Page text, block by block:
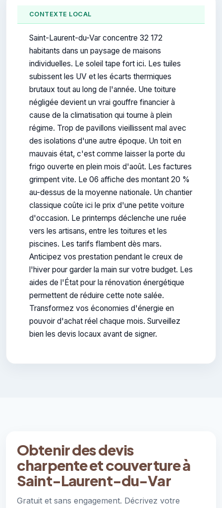
CONTEXTE LOCAL
Saint-Laurent-du-Var concentre 32 172
habitants dans un paysage de maisons
individuelles. Le soleil tape fort ici. Les tuiles
subissent les UV et les écarts thermiques
brutaux tout au long de l'année. Une toiture
négligée devient un vrai gouffre financier à
cause de la climatisation qui tourne à plein
régime. Trop de pavillons vieillissent mal avec
des isolations d'une autre époque. Un toit en
mauvais état, c'est comme laisser la porte du
frigo ouverte en plein mois d'août. Les factures
grimpent vite. Le 06 affiche des montant 20 %
au-dessus de la moyenne nationale. Un chantier
classique coûte ici le prix d'une petite voiture
d'occasion. Le printemps déclenche une ruée
vers les artisans, entre les toitures et les
piscines. Les tarifs flambent dès mars.
Anticipez vos prestation pendant le creux de
l'hiver pour garder la main sur votre budget. Les
aides de l'État pour la rénovation énergétique
permettent de réduire cette note salée.
Transformez vos économies d'énergie en
pouvoir d'achat réel chaque mois. Surveillez
bien les devis locaux avant de signer.
Obtenir des devis
charpente et couverture à
Saint-Laurent-du-Var
Gratuit et sans engagement. Décrivez votre